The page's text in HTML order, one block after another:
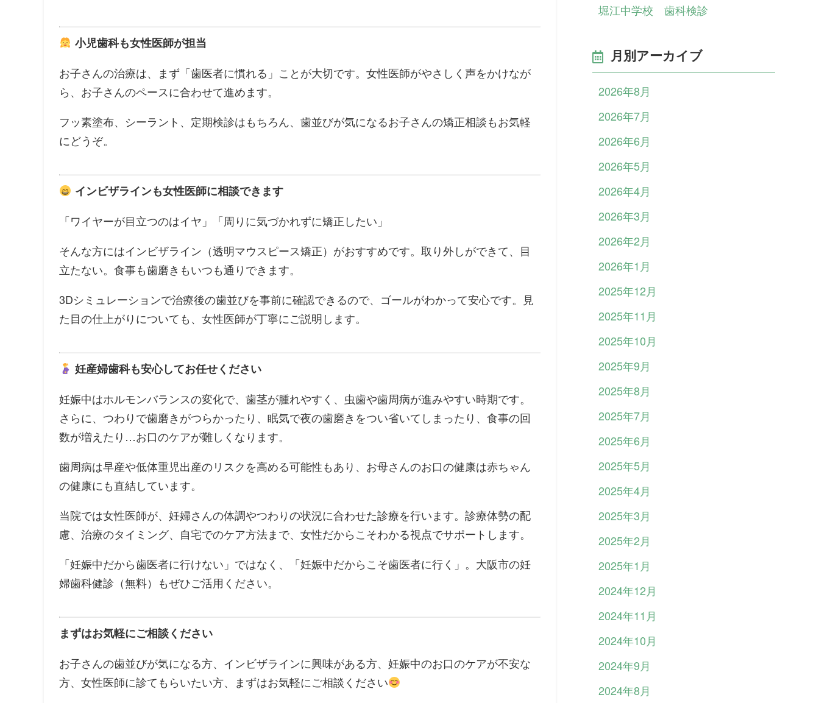
小児歯科も女性医師が担当
お子さんの治療は、まず「歯医者に慣れる」ことが大切です。女性医師がやさしく声をかけなが
ら、お子さんのペースに合わせて進めます。
フッ素塗布、シーラント、定期検診はもちろん、歯並びが気になるお子さんの矯正相談もお気軽
にどうぞ。
インビザラインも女性医師に相談できます
「ワイヤーが目立つのはイヤ」「周りに気づかれずに矯正したい」
そんな方にはインビザライン（透明マウスピース矯正）がおすすめです。取り外しができて、目
立たない。食事も歯磨きもいつも通りできます。
3Dシミュレーションで治療後の歯並びを事前に確認できるので、ゴールがわかって安心です。見
た目の仕上がりについても、女性医師が丁寧にご説明します。
妊産婦歯科も安心してお任せください
妊娠中はホルモンバランスの変化で、歯茎が腫れやすく、虫歯や歯周病が進みやすい時期です。
さらに、つわりで歯磨きがつらかったり、眠気で夜の歯磨きをつい省いてしまったり、食事の回
数が増えたり…お口のケアが難しくなります。
歯周病は早産や低体重児出産のリスクを高める可能性もあり、お母さんのお口の健康は赤ちゃん
の健康にも直結しています。
当院では女性医師が、妊婦さんの体調やつわりの状況に合わせた診療を行います。診療体勢の配
慮、治療のタイミング、自宅でのケア方法まで、女性だからこそわかる視点でサポートします。
「妊娠中だから歯医者に行けない」ではなく、「妊娠中だからこそ歯医者に行く」。大阪市の妊
婦歯科健診（無料）もぜひご活用ください。
まずはお気軽にご相談ください
お子さんの歯並びが気になる方、インビザラインに興味がある方、妊娠中のお口のケアが不安な
方、女性医師に診てもらいたい方、まずはお気軽にご相談ください
堀江中学校 歯科検診
月別アーカイブ
2026年8月
2026年7月
2026年6月
2026年5月
2026年4月
2026年3月
2026年2月
2026年1月
2025年12月
2025年11月
2025年10月
2025年9月
2025年8月
2025年7月
2025年6月
2025年5月
2025年4月
2025年3月
2025年2月
2025年1月
2024年12月
2024年11月
2024年10月
2024年9月
2024年8月